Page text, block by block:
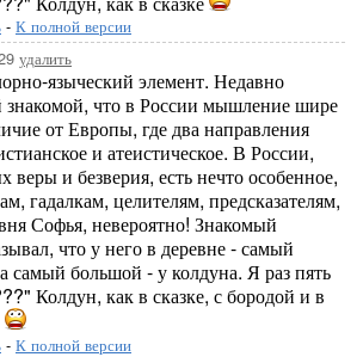
- К полной версии
удалить
языческий элемент. Недавно
знакомой, что в России мышление шире
от Европы, где два направления
и атеистическое. В России,
и безверия, есть нечто особенное,
гадалкам, целителям, предсказателям,
Софья, невероятно! Знакомый
что у него в деревне - самый
самый большой - у колдуна. Я раз пять
Колдун, как в сказке, с бородой и в
- К полной версии